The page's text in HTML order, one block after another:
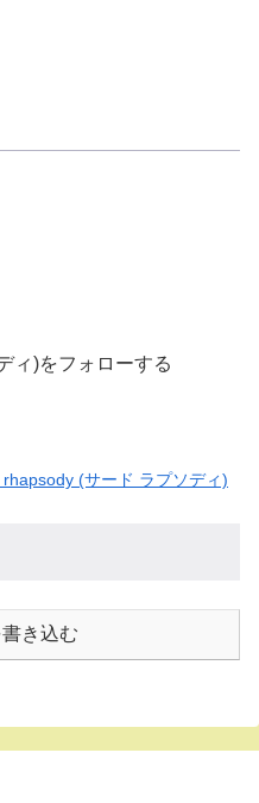
ィ)をフォローする
(サード ラプソディ)
き込む